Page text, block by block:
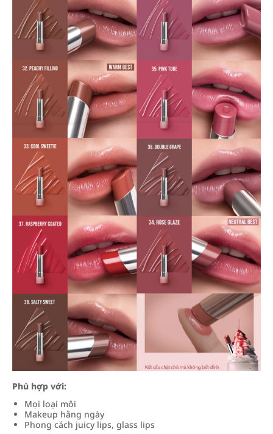
Phù hợp với:
Mọi loại môi
Makeup hằng ngày
Phong cách juicy lips, glass lips